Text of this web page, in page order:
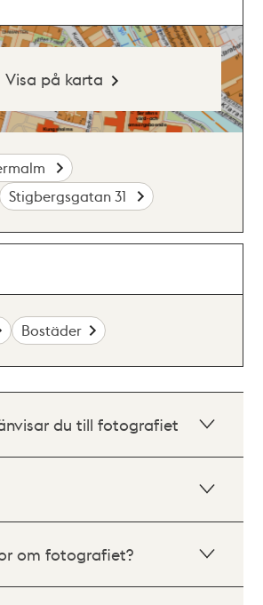
Visa på karta
Stigbergsgatan 31
Bostäder
du till fotografiet
om fotografiet?